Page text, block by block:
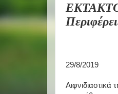
ΕΚΤΑΚΤΟ:
29/8/2019